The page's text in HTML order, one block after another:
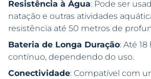
Resistência à Água: Pode ser
natação e outras atividades
resistência até 50 metros de
Bateria de Longa Duração: Até
contínuo, dependendo do uso.
Conectividade: Compatível com